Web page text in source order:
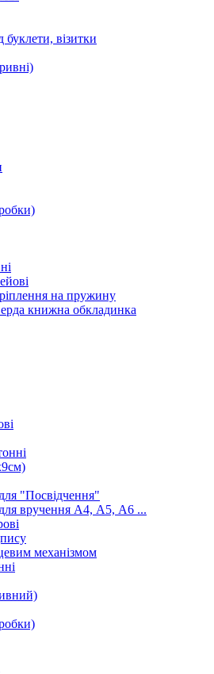
буклети, візитки
на пружину
книжна обкладинка
"Посвідчення"
вручення А4, А5, А6 ...
механізмом